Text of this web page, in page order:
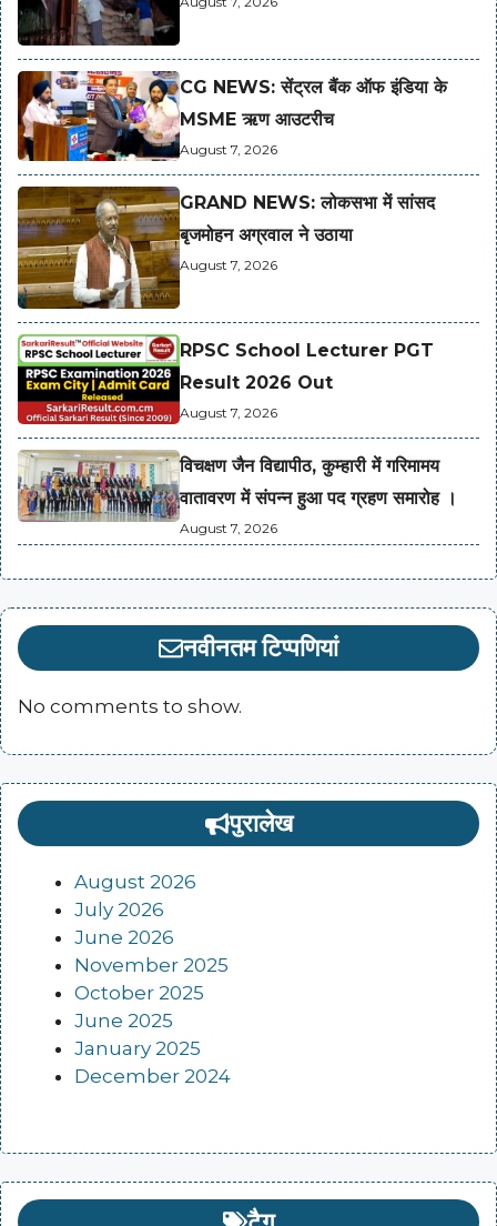
CG NEWS: सेंट्रल बैंक ऑफ इंडिया के
MSME ऋण आउटरीच
August 7, 2026
GRAND NEWS: लोकसभा में सांसद
बृजमोहन अग्रवाल ने उठाया
August 7, 2026
RPSC School Lecturer PGT
Result 2026 Out
August 7, 2026
विचक्षण जैन विद्यापीठ, कुम्हारी में गरिमामय
वातावरण में संपन्न हुआ पद ग्रहण समारोह ।
August 7, 2026
नवीनतम टिप्पणियां
No comments to show.
पुरालेख
August 2026
July 2026
June 2026
November 2025
October 2025
June 2025
January 2025
December 2024